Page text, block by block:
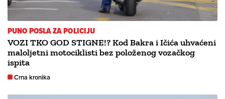
PUNO POSLA ZA POLICIJU
VOZI TKO GOD STIGNE!? Kod Bakra i Ičića uhvaćeni
maloljetni motociklisti bez položenog vozačkog
ispita
Crna kronika